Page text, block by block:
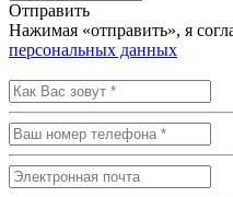
Отправить
Нажимая «отправить», я
персональных данных